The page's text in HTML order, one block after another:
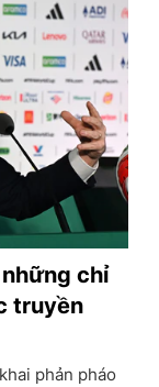
chỉ
truyền
phản pháo